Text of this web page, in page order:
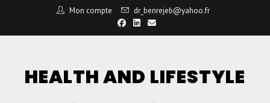
Mon compte dr_benrejeb@yahoo.fr
HEALTH AND LIFESTYLE